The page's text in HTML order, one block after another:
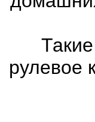
рулевое